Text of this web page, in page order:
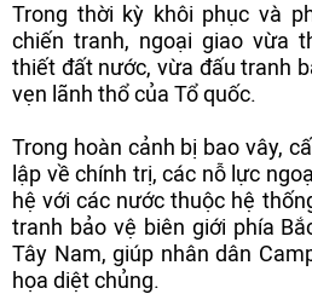
Trong thời kỳ khôi phục và
chiến tranh, ngoại giao vừa
thiết đất nước, vừa đấu tranh
vẹn lãnh thổ của Tổ quốc.
Trong hoàn cảnh bị bao vây,
lập về chính trị, các nỗ lực
hệ với các nước thuộc hệ
tranh bảo vệ biên giới phía
Tây Nam, giúp nhân dân
họa diệt chủng.